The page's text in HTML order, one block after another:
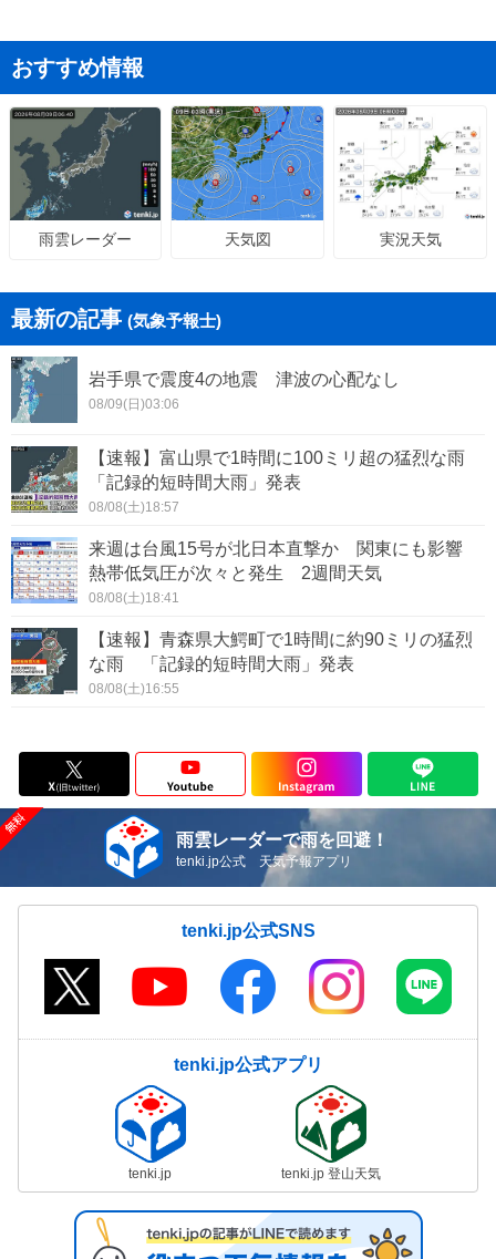
おすすめ情報
雨雲レーダー 天気図 実況天気
最新の記事 (気象予報士)
岩手県で震度4の地震 津波の心配なし
08/09(日)03:06
【速報】富山県で1時間に100ミリ超の猛烈な雨
「記録的短時間大雨」発表
08/08(土)18:57
来週は台風15号が北日本直撃か 関東にも影響
熱帯低気圧が次々と発生 2週間天気
08/08(土)18:41
【速報】青森県大鰐町で1時間に約90ミリの猛烈
な雨 「記録的短時間大雨」発表
08/08(土)16:55
雨雲レーダーで雨を回避！
tenki.jp公式 天気予報アプリ
tenki.jp公式SNS
tenki.jp公式アプリ
tenki.jp tenki.jp 登山天気